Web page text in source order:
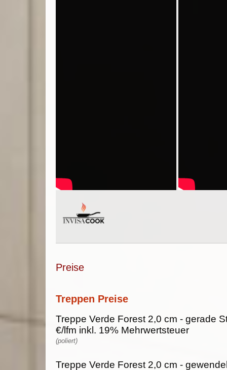
Preise
Treppen Preise
Treppe Verde Forest 2,0 cm - gerade
€/lfm inkl. 19% Mehrwertsteuer
(poliert)
Treppe Verde Forest 2,0 cm -